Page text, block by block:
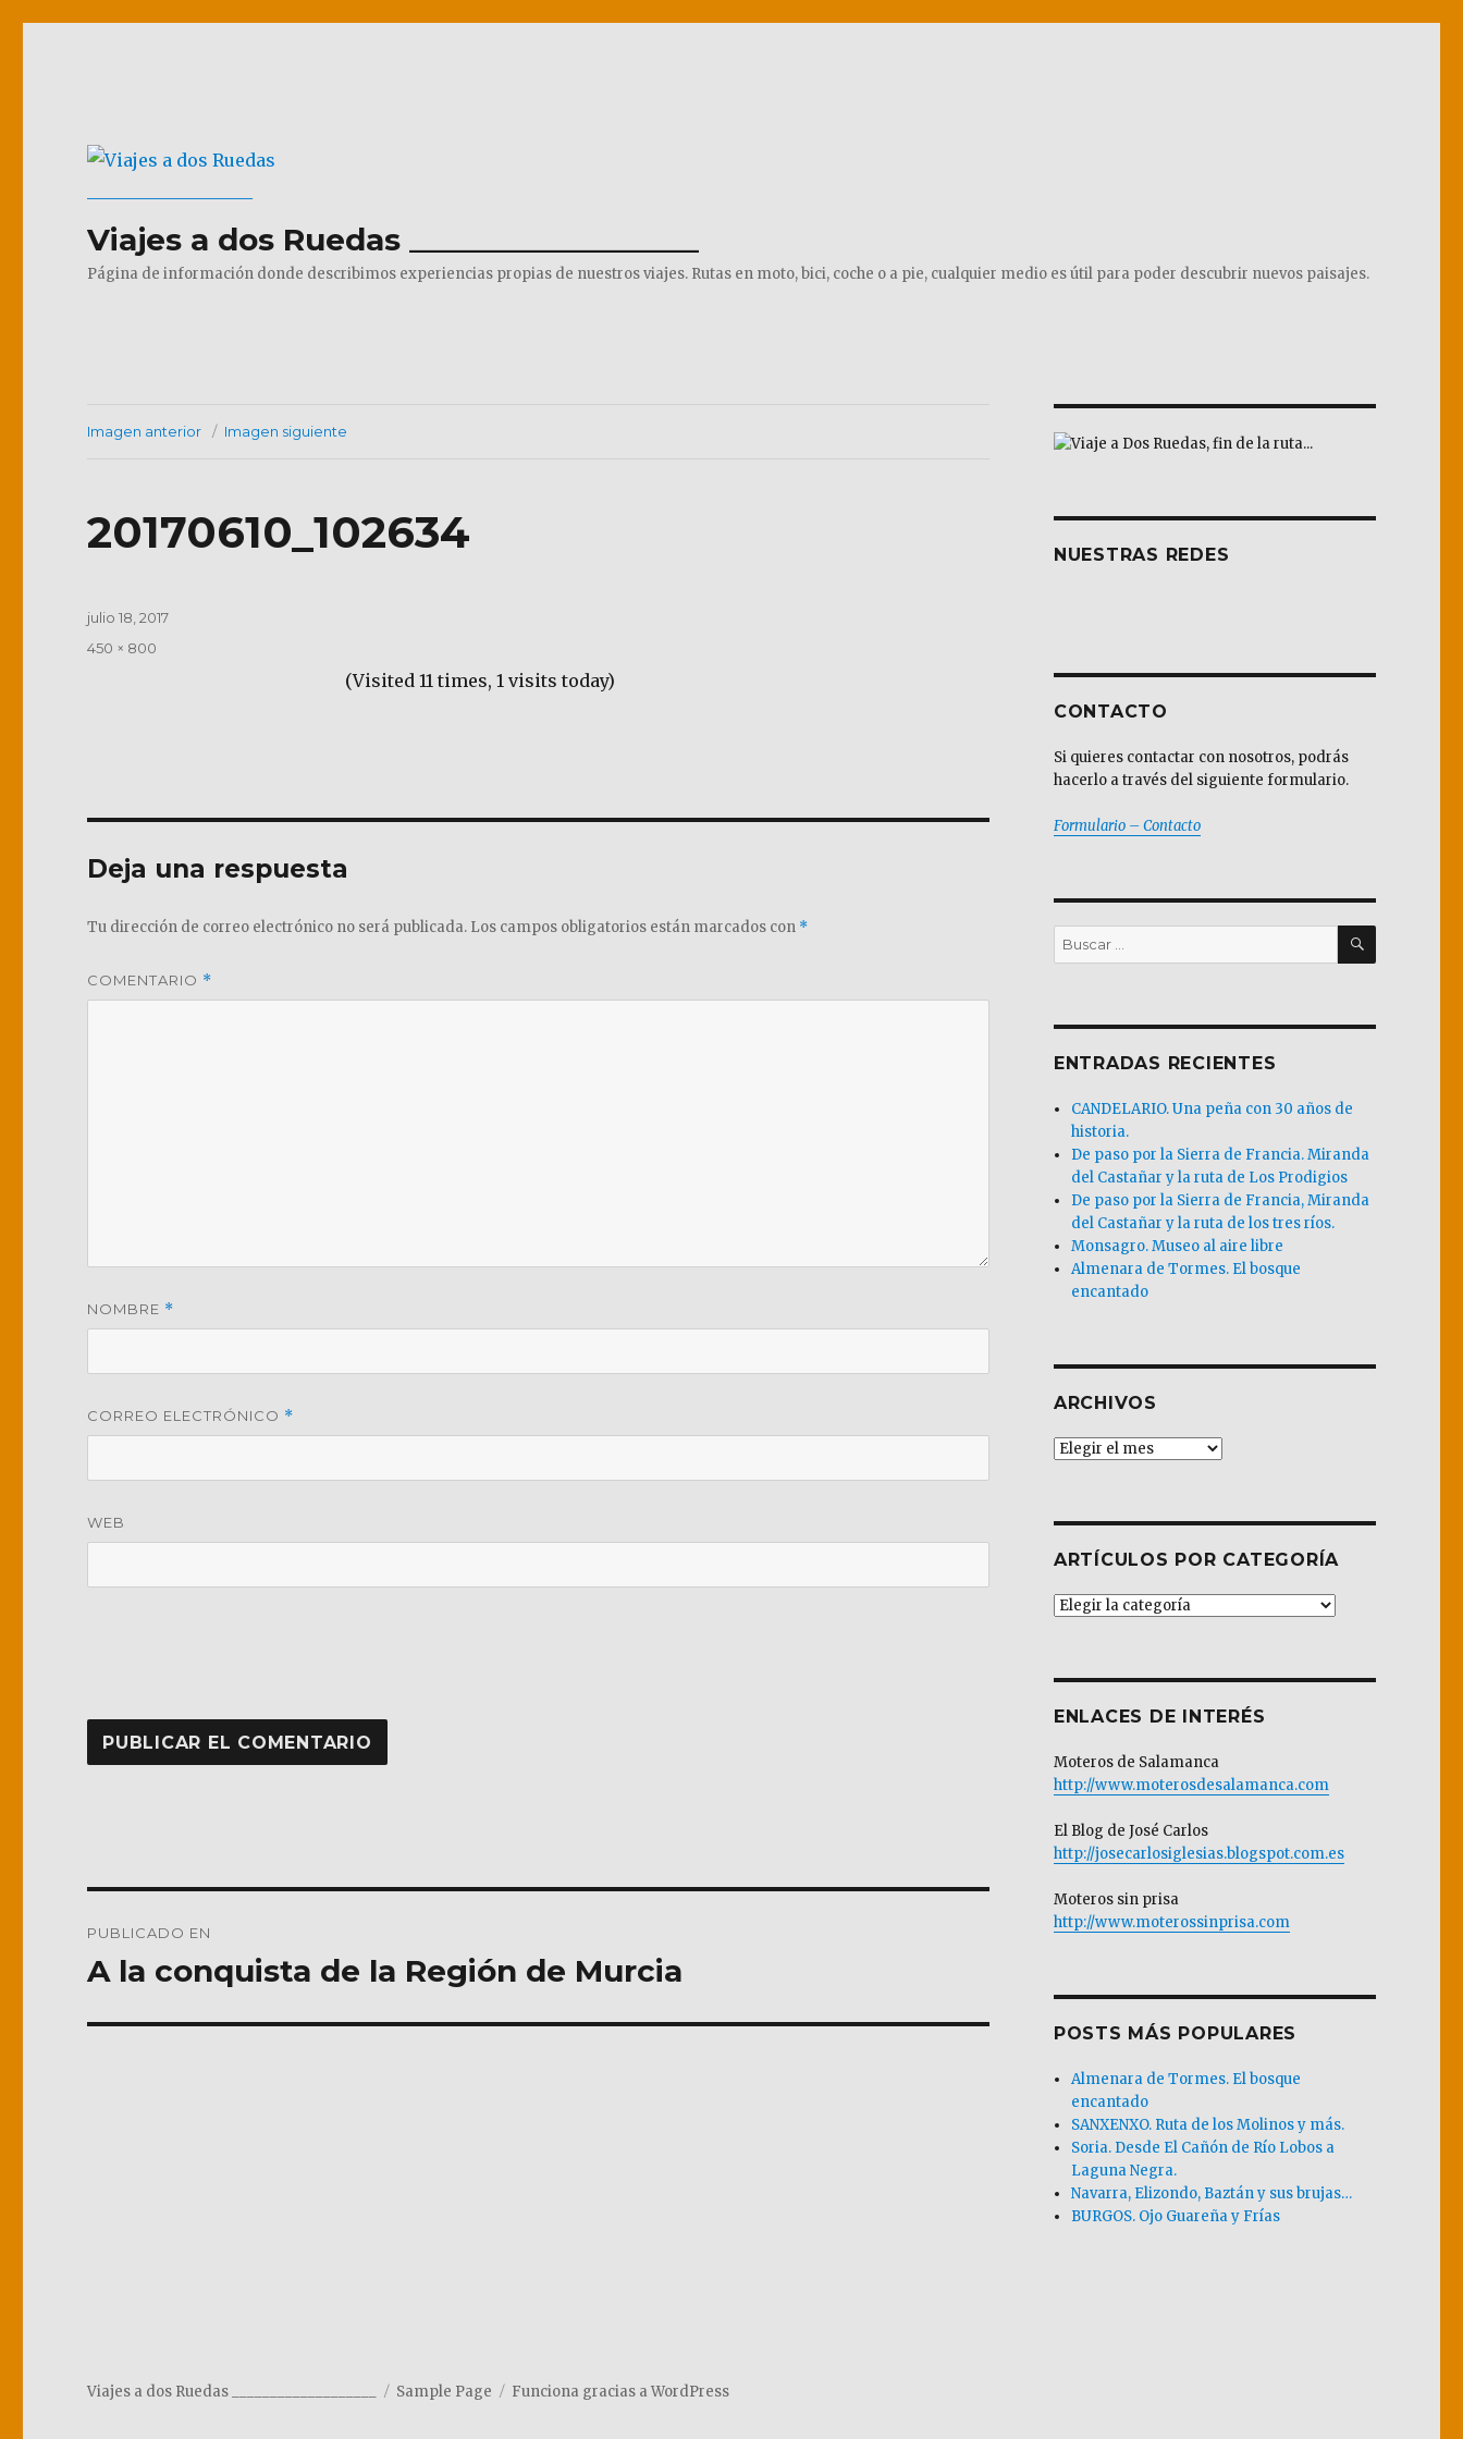
Viajes a dos Ruedas ___________________
Página de información donde describimos experiencias propias de nuestros viajes. Rutas en moto, bici, coche o a pie, cualquier medio es útil para poder descubrir nuevos paisajes.
Imagen anterior Imagen siguiente
20170610_102634
(Visited 11 times, 1 visits today)
Publicado
julio 18, 2017
Tamaño
450 × 800
Deja una respuesta
Tu dirección de correo electrónico no será publicada. Los campos obligatorios están marcados con *
COMENTARIO *
NOMBRE *
CORREO ELECTRÓNICO *
WEB
de
PUBLICADO EN
A la conquista de la Región de Murcia
NUESTRAS REDES
CONTACTO
Si quieres contactar con nosotros, podrás
hacerlo a través del siguiente formulario.
Formulario – Contacto
Buscar
por:
BUSCAR
ENTRADAS RECIENTES
CANDELARIO. Una peña con 30 años de
historia.
De paso por la Sierra de Francia. Miranda
del Castañar y la ruta de Los Prodigios
De paso por la Sierra de Francia, Miranda
del Castañar y la ruta de los tres ríos.
Monsagro. Museo al aire libre
Almenara de Tormes. El bosque
encantado
ARCHIVOS
Archivos
ARTÍCULOS POR CATEGORÍA
Artículos
ENLACES DE INTERÉS
Moteros de Salamanca
http://www.moterosdesalamanca.com
El Blog de José Carlos
http://josecarlosiglesias.blogspot.com.es
Moteros sin prisa
http://www.moterossinprisa.com
POSTS MÁS POPULARES
Almenara de Tormes. El bosque
encantado
SANXENXO. Ruta de los Molinos y más.
Soria. Desde El Cañón de Río Lobos a
Laguna Negra.
Navarra, Elizondo, Baztán y sus brujas…
BURGOS. Ojo Guareña y Frías
Viajes a dos Ruedas ___________________ Sample Page Funciona gracias a WordPress